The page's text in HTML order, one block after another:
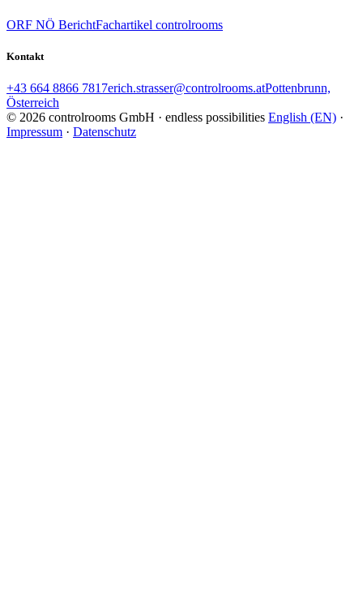
ORF NÖ BerichtFachartikel controlrooms
Kontakt
+43 664 8866 7817erich.strasser@controlrooms.atPottenbrunn,
Österreich
© 2026 controlrooms GmbH · endless possibilities English (EN) ·
Impressum · Datenschutz